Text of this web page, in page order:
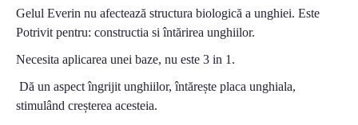
Gelul Everin nu afectează structura biologică a unghiei. Este
Potrivit pentru: constructia si întărirea unghiilor.
Necesita aplicarea unei baze, nu este 3 in 1.
Dă un aspect îngrijit unghiilor, întărește placa unghiala,
stimulând creșterea acesteia.